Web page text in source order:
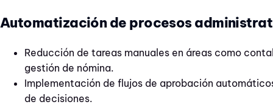
Automatización de procesos
Reducción de tareas manuales en áreas como
gestión de nómina.
Implementación de flujos de aprobación
de decisiones.